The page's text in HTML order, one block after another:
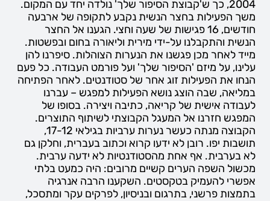
2004, כך ש'קבוצת הסיפור שלך' נולדה יחד עם המקום.
משך הפעילות בחצר הנשית נקבע לתקופה של ארבעה
חודשים, 16 פגישות של שעה וחצי. הגענו אל החצר
הנשית והתקבלנו על-ידי מירית וליאורה בחום ובפשטות.
מייד לאחר מכן פגשנו את הנערות הצוהלות. סיפרנו להן
עלינו, על מיזם 'הסיפור שלך' ועל פורמט העבודה. כל פעם
הנחו את הפעילות זוג אחר של סטודנטים. לאחר הפתיחה
במליאה, שבה הוצג נושא הפעילות למפגש – עברנו
לעבודה אישית של קריאה, כתיבה ויצירה. בסופו של
המפגש חזרנו אל המעגל הקבוצתי לשיתוף התוצרים.
הקבוצה מנתה כעשר נערות ערביות בגילאי 17-12,
תושבות יפו. רובן לא ידעו קרוא וכתוב בעברית, וחלקן גם
לא בערבית. אף אחת מהסטודנטיות לא ידעה ערבית.
מכשול השפה הערים קשיים מרובים: היה כמעט בלתי
אפשרי להעמיק בטקסטים. השקענו הרבה אנרגיה
בתמצות פרשני, בתרגום ובניסיון, לפרקים עקר ומתסכל,